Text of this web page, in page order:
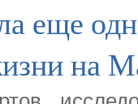
еще
на